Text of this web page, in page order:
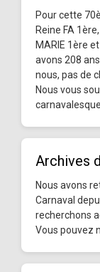
Pour cette
Reine FA
MARIE 1ère
avons 208
nous, pas de
Nous vous
Archives
Nous avons
Carnaval
recherchons
Vous pouvez